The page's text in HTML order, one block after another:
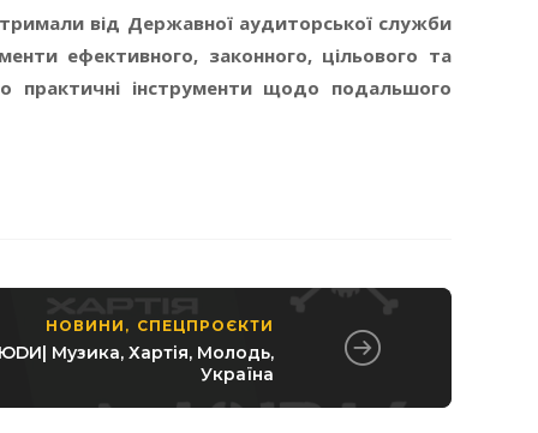
від Державної аудиторської служби
ефективного, законного, цільового та
практичні інструменти щодо подальшого
НОВИНИ , СПЕЦПРОЄКТИ
Музика, Хартія, Молодь,
Україна